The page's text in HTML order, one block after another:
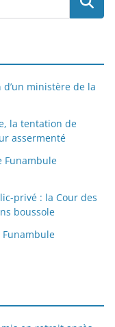
ministère de la
la tentation de
assermenté
Funambule
privé : la Cour des
boussole
Funambule